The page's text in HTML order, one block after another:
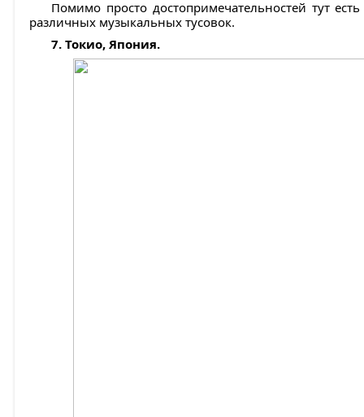
Помимо просто достопримечательностей тут
различных музыкальных тусовок.
7. Токио, Япония.